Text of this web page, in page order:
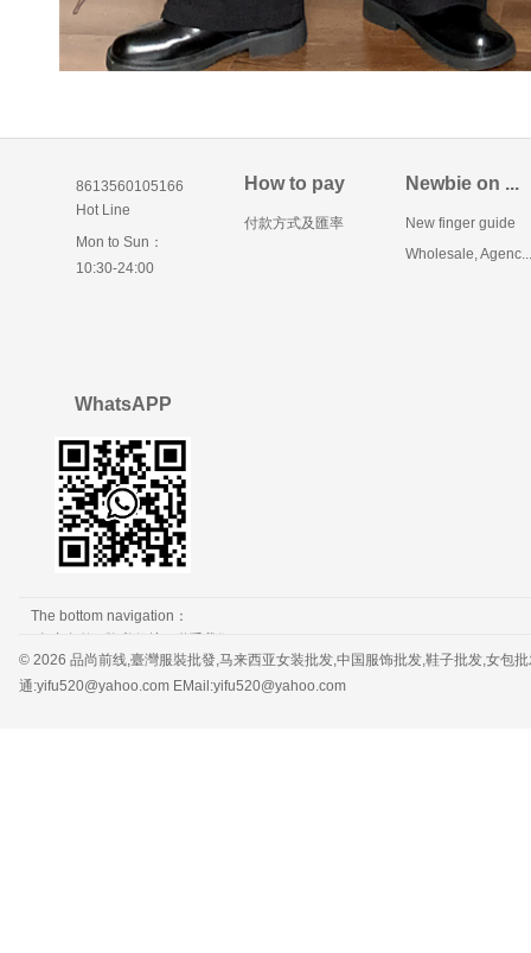
8613560105166
Hot Line
Mon to Sun：
10:30-24:00
How to pay
付款方式及匯率
Newbie on ...
New finger guide
Wholesale, Agenc...
WhatsAPP
The bottom navigation：
免责条款
隐私保护
联系我们
© 2026 品尚前线,臺灣服裝批發,马来西亚女装批发,中国服饰批发,鞋子批发,女
通:yifu520@yahoo.com EMail:yifu520@yahoo.com